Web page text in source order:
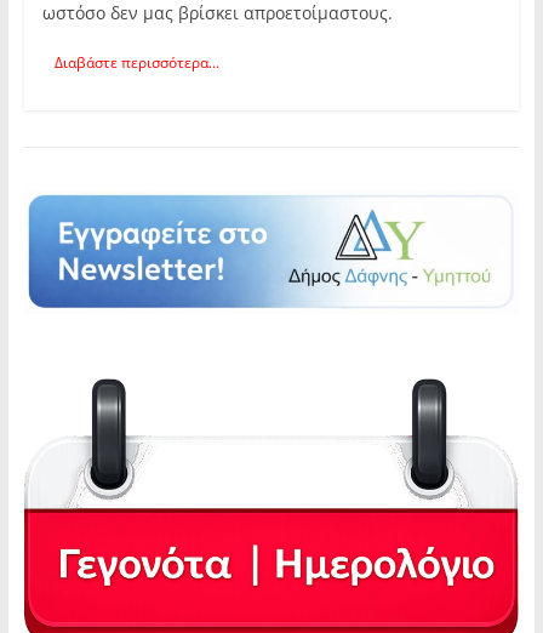
ωστόσο δεν μας βρίσκει απροετοίμαστους.
Διαβάστε περισσότερα...